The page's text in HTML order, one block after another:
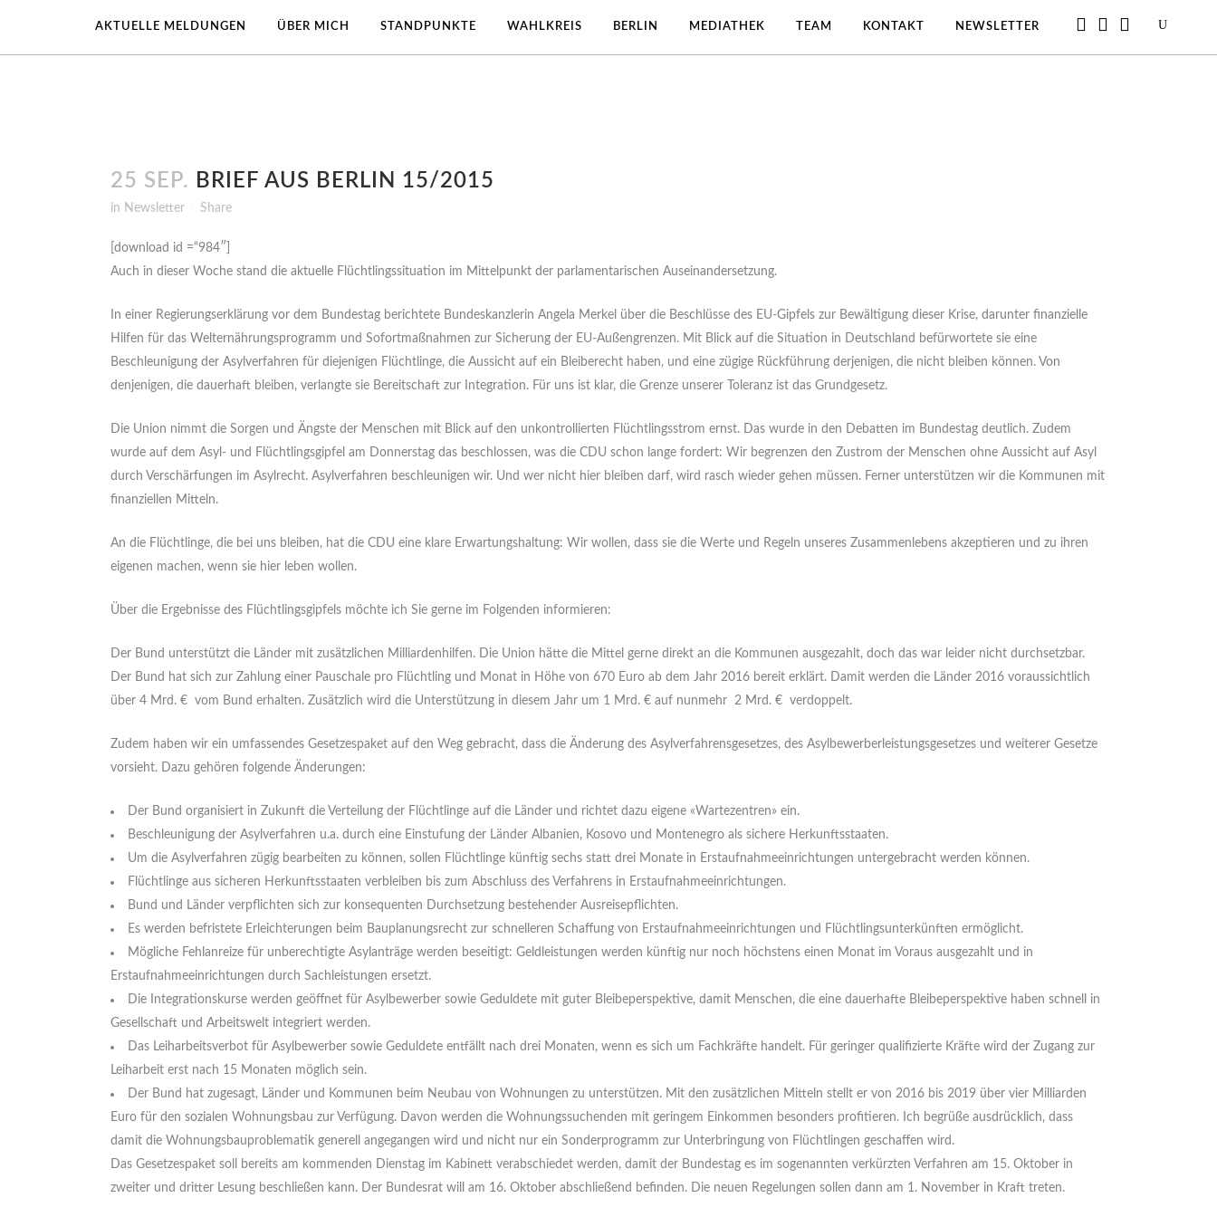
AKTUELLE MELDUNGEN ÜBER MICH STANDPUNKTE WAHLKREIS BERLIN MEDIATHEK TEAM KONTAKT NEWSLETTER
25 SEP. BRIEF AUS BERLIN 15/2015
in Newsletter Share
[download id =“984″]
Auch in dieser Woche stand die aktuelle Flüchtlingssituation im Mittelpunkt der parlamentarischen Auseinandersetzung.
In einer Regierungserklärung vor dem Bundestag berichtete Bundeskanzlerin Angela Merkel über die Beschlüsse des EU-Gipfels zur Bewältigung dieser Krise, darunter finanzielle
Hilfen für das Welternährungsprogramm und Sofortmaßnahmen zur Sicherung der EU-Außengrenzen. Mit Blick auf die Situation in Deutschland befürwortete sie eine
Beschleunigung der Asylverfahren für diejenigen Flüchtlinge, die Aussicht auf ein Bleiberecht haben, und eine zügige Rückführung derjenigen, die nicht bleiben können. Von
denjenigen, die dauerhaft bleiben, verlangte sie Bereitschaft zur Integration. Für uns ist klar, die Grenze unserer Toleranz ist das Grundgesetz.
Die Union nimmt die Sorgen und Ängste der Menschen mit Blick auf den unkontrollierten Flüchtlingsstrom ernst. Das wurde in den Debatten im Bundestag deutlich. Zudem
wurde auf dem Asyl- und Flüchtlingsgipfel am Donnerstag das beschlossen, was die CDU schon lange fordert: Wir begrenzen den Zustrom der Menschen ohne Aussicht auf Asyl
durch Verschärfungen im Asylrecht. Asylverfahren beschleunigen wir. Und wer nicht hier bleiben darf, wird rasch wieder gehen müssen. Ferner unterstützen wir die Kommunen mit
finanziellen Mitteln.
An die Flüchtlinge, die bei uns bleiben, hat die CDU eine klare Erwartungshaltung: Wir wollen, dass sie die Werte und Regeln unseres Zusammenlebens akzeptieren und zu ihren
eigenen machen, wenn sie hier leben wollen.
Über die Ergebnisse des Flüchtlingsgipfels möchte ich Sie gerne im Folgenden informieren:
Der Bund unterstützt die Länder mit zusätzlichen Milliardenhilfen. Die Union hätte die Mittel gerne direkt an die Kommunen ausgezahlt, doch das war leider nicht durchsetzbar.
Der Bund hat sich zur Zahlung einer Pauschale pro Flüchtling und Monat in Höhe von 670 Euro ab dem Jahr 2016 bereit erklärt. Damit werden die Länder 2016 voraussichtlich
über 4 Mrd. € vom Bund erhalten. Zusätzlich wird die Unterstützung in diesem Jahr um 1 Mrd. € auf nunmehr 2 Mrd. € verdoppelt.
Zudem haben wir ein umfassendes Gesetzespaket auf den Weg gebracht, dass die Änderung des Asyl­verfahrensgesetzes, des Asyl­bewerberleistungsgesetzes und weiterer Gesetze
vorsieht. Dazu gehören folgende Änderungen:
Der Bund organisiert in Zukunft die Verteilung der Flüchtlinge auf die Länder und richtet dazu eigene «Wartezentren» ein.
Beschleunigung der Asyl­verfahren u.a. durch eine Ein­stufung der Länder Albanien, Kosovo und Montenegro als sichere Herkunftsstaaten.
Um die Asylverfahren zügig bearbeiten zu können, sollen Flüchtlinge künftig sechs statt drei Monate in Erst­aufnahme­einrichtungen unter­gebracht werden können.
Flüchtlinge aus sicheren Her­kunftsstaaten verbleiben bis zum Abschluss des Verfahrens in Erstaufnahmeeinrichtungen.
Bund und Länder verpflichten sich zur konsequenten Durchsetzung bestehender Ausreisepflichten.
Es werden befristete Erleichte­rungen beim Bau­planungsrecht zur schnelleren Schaffung von Erstaufnahme­einrichtungen und Flüchtlingsunter­künften ermöglicht.
Mögliche Fehlanreize für unberechtigte Asylanträge werden beseitigt: Geldleistungen werden künftig nur noch höchstens einen Monat im Voraus ausgezahlt und in
Erstaufnahmeeinrichtungen durch Sachleis­tungen ersetzt.
Die Integrations­kurse werden geöffnet für Asyl­bewerber sowie Geduldete mit guter Bleibe­perspektive, damit Menschen, die eine dauer­hafte Bleibe­perspektive haben schnell in
Gesellschaft und Arbeitswelt integriert werden.
Das Leiharbeitsverbot für Asyl­bewerber sowie Geduldete entfällt nach drei Monaten, wenn es sich um Fachkräfte handelt. Für geringer quali­fizierte Kräfte wird der Zugang zur
Leih­arbeit erst nach 15 Monaten möglich sein.
Der Bund hat zugesagt, Länder und Kommunen beim Neubau von Wohnungen zu unterstützen. Mit den zusätzlichen Mitteln stellt er von 2016 bis 2019 über vier Milliarden
Euro für den sozialen Wohnungsbau zur Verfügung. Davon werden die Wohnungssuchenden mit geringem Einkommen besonders profitieren. Ich begrüße ausdrücklich, dass
damit die Wohnungsbauproblematik generell angegangen wird und nicht nur ein Sonderprogramm zur Unterbringung von Flüchtlingen geschaffen wird.
Das Gesetzespaket soll bereits am kommenden Dienstag im Kabinett verabschiedet werden, damit der Bundestag es im sogenannten verkürzten Verfahren am 15. Oktober in
zweiter und dritter Lesung beschließen kann. Der Bundesrat will am 16. Oktober abschließend befinden. Die neuen Regelungen sollen dann am 1. November in Kraft treten.